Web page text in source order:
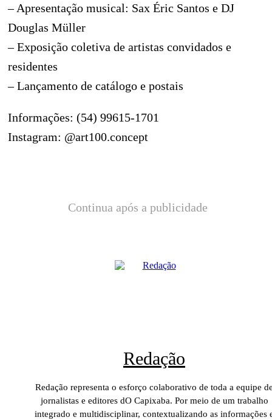
– Apresentação musical: Sax Éric Santos e DJ
Douglas Müller
– Exposição coletiva de artistas convidados e
residentes
– Lançamento de catálogo e postais
Informações: (54) 99615-1701
Instagram: @art100.concept
Continua após a publicidade
Redação
Redação representa o esforço colaborativo de toda a equipe
jornalistas e editores dO Capixaba. Por meio de um trabalho
integrado e multidisciplinar, contextualizando as informações